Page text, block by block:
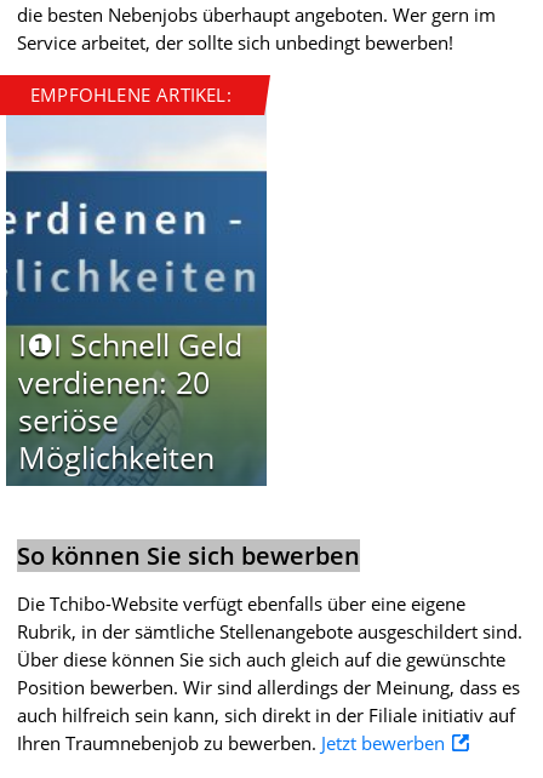
die besten Nebenjobs überhaupt angeboten. Wer gern im
Service arbeitet, der sollte sich unbedingt bewerben!
EMPFOHLENE ARTIKEL:
I❶I Schnell Geld
verdienen: 20
seriöse
Möglichkeiten
So können Sie sich bewerben
Die Tchibo-Website verfügt ebenfalls über eine eigene
Rubrik, in der sämtliche Stellenangebote ausgeschildert sind.
Über diese können Sie sich auch gleich auf die gewünschte
Position bewerben. Wir sind allerdings der Meinung, dass es
auch hilfreich sein kann, sich direkt in der Filiale initiativ auf
Ihren Traumnebenjob zu bewerben. Jetzt bewerben